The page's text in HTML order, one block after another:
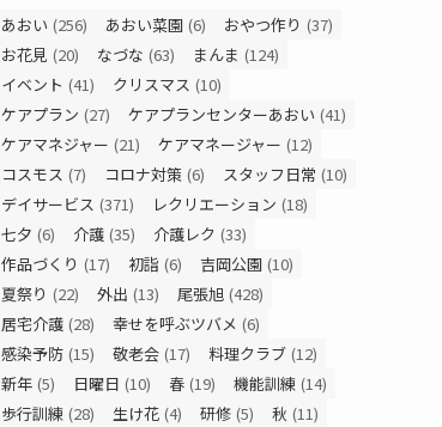
あおい (256) あおい菜園 (6) おやつ作り (37)
お花見 (20) なづな (63) まんま (124)
イベント (41) クリスマス (10)
ケアプラン (27) ケアプランセンターあおい (41)
ケアマネジャー (21) ケアマネージャー (12)
コスモス (7) コロナ対策 (6) スタッフ日常 (10)
デイサービス (371) レクリエーション (18)
七夕 (6) 介護 (35) 介護レク (33)
作品づくり (17) 初詣 (6) 吉岡公園 (10)
夏祭り (22) 外出 (13) 尾張旭 (428)
居宅介護 (28) 幸せを呼ぶツバメ (6)
感染予防 (15) 敬老会 (17) 料理クラブ (12)
新年 (5) 日曜日 (10) 春 (19) 機能訓練 (14)
歩行訓練 (28) 生け花 (4) 研修 (5) 秋 (11)